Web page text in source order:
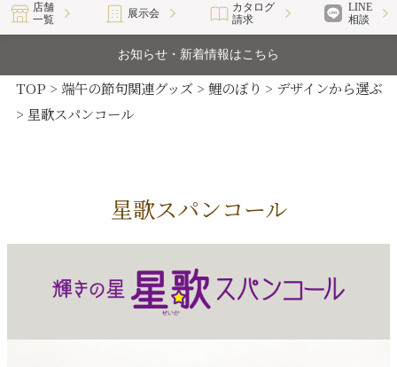
店舗
一覧
展示会
カタログ
請求
LINE
相談
お知らせ・新着情報はこちら
TOP 端午の節句関連グッズ 鯉のぼり
デザインから選ぶ
星歌スパンコール
星歌スパンコール